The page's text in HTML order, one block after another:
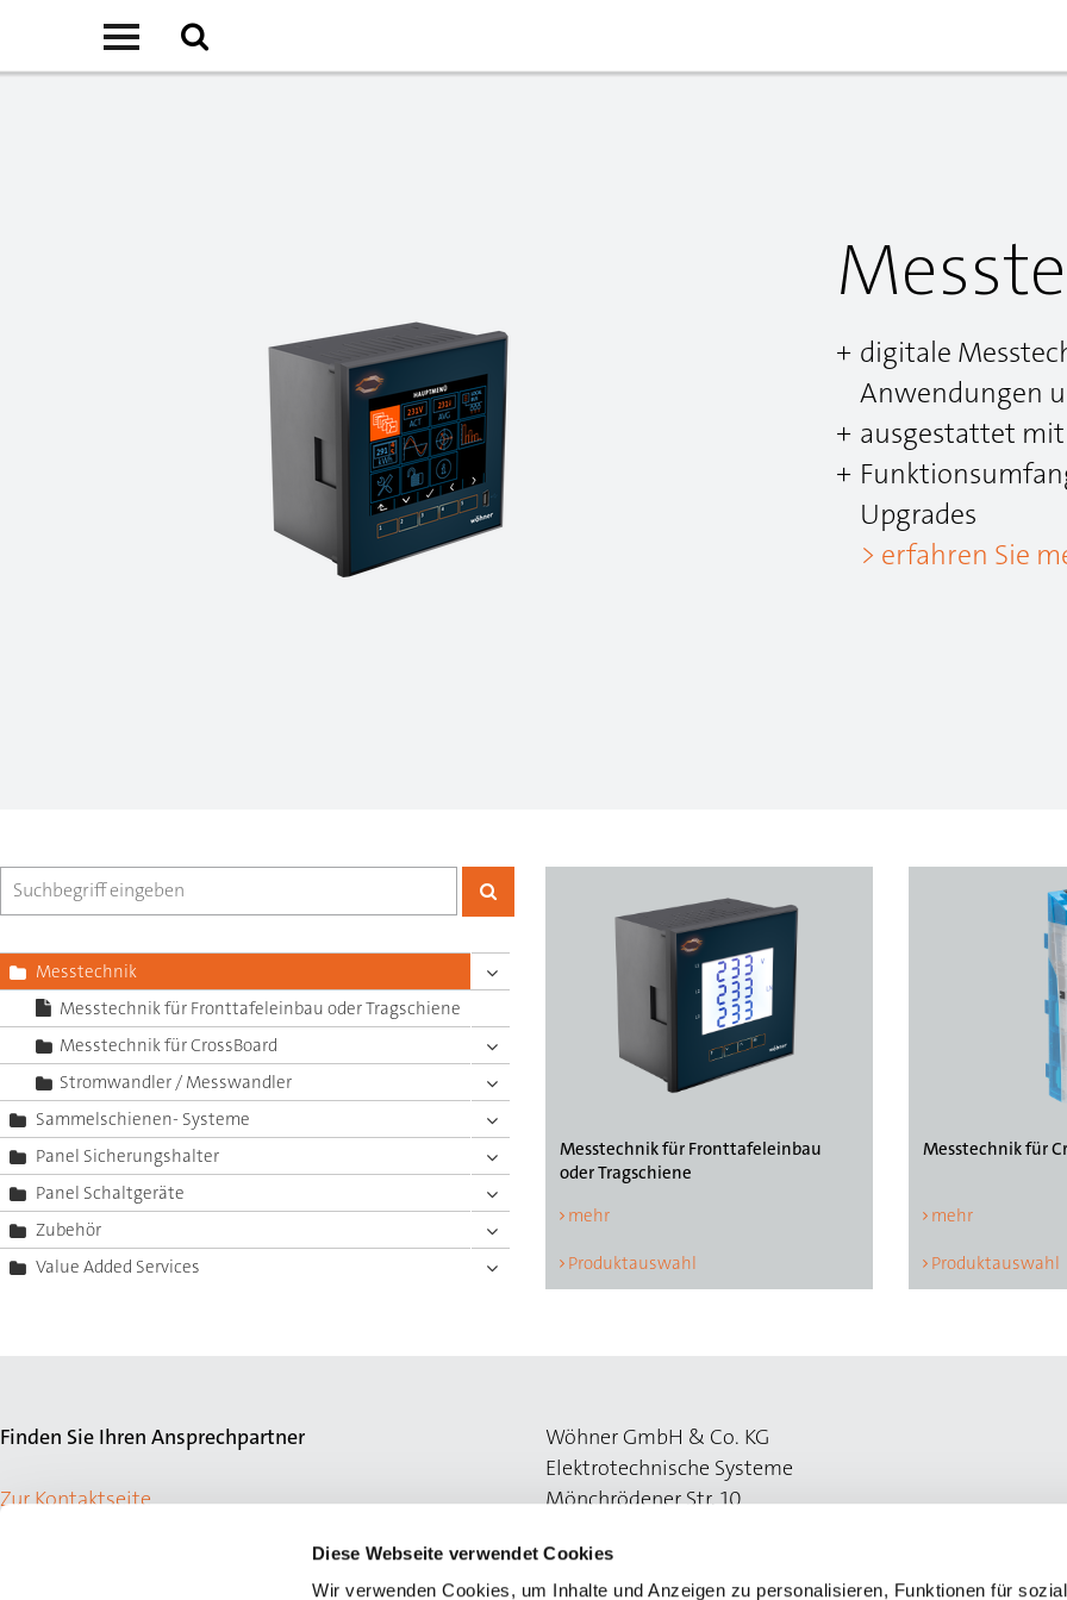
Diese Webseite verwendet Cookies
Wir verwenden Cookies, um Inhalte und Anzeigen zu personalisieren, Funktionen für
digitale
Anwendungen
ausgestattet
Upgrades
> erfahren Sie
Messtechnik
Messtechnik für Fronttafeleinbau oder Tragschiene
Messtechnik für CrossBoard
Stromwandler / Messwandler
Sammelschienen- Systeme
Panel Sicherungshalter
Panel Schaltgeräte
Zubehör
Value Added Services
Messtechnik für Fronttafeleinbau
oder Tragschiene
mehr
Produktauswahl
Messtechnik für
mehr
Produktauswahl
Finden Sie Ihren Ansprechpartner
Zur Kontaktseite
Wöhner GmbH & Co. KG
Elektrotechnische Systeme
Mönchrödener Str. 10